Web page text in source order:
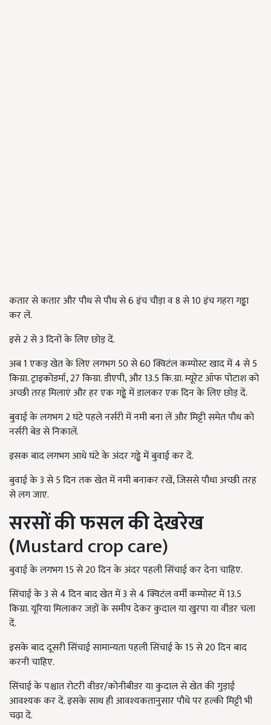
कतार से कतार और पौध से पौध से 6 इंच चौड़ा व 8 से 10 इंच गहरा गड्ढा
कर लें.
इसे 2 से 3 दिनों के लिए छोड़ दें.
अब 1 एकड़ खेत के लिए लगभग 50 से 60 क्विटंल कम्पोस्ट खाद में 4 से 5
किग्रा. ट्राइकोडर्मा, 27 किग्रा. डीएपी, और 13.5 कि.ग्रा. म्यूरेट ऑफ पोटाश को
अच्छी तरह मिलाएं और हर एक गड्ढे में डालकर एक दिन के लिए छोड़ दें.
बुवाई के लगभग 2 घंटे पहले नर्सरी में नमी बना लें और मिट्टी समेत पौध को
नर्सरी बेड से निकालें.
इसक बाद लगभग आधे घंटे के अंदर गड्ढे में बुवाई कर दें.
बुवाई के 3 से 5 दिन तक खेत में नमी बनाकर रखें, जिससे पौधा अच्छी तरह
से लग जाए.
सरसों की फसल की देखरेख
(Mustard crop care)
बुवाई के लगभग 15 से 20 दिन के अंदर पहली सिंचाई कर देना चाहिए.
सिंचाई के 3 से 4 दिन बाद खेत में 3 से 4 क्विटंल वर्मी कम्पोस्ट में 13.5
किग्रा. यूरिया मिलाकर जड़ों के समीप देकर कुदाल या खुरपा या वीडर चला
दें.
इसके बाद दूसरी सिंचाई सामान्यता पहली सिंचाई के 15 से 20 दिन बाद
करनी चाहिए.
सिंचाई के पश्चात रोटरी वीडर/कोनीबीडर या कुदाल से खेत की गुड़ाई
आवश्यक कर दें. इसके साथ ही आवश्यकतानुसार पौधे पर हल्की मिट्टी भी
चढ़ा दें.